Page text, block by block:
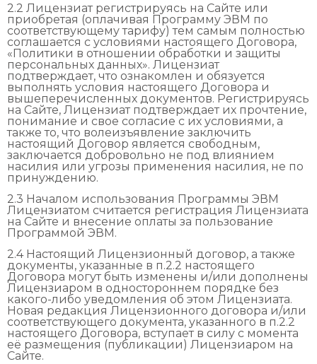
2.2 Лицензиат регистрируясь на Сайте или
приобретая (оплачивая Программу ЭВМ по
соответствующему тарифу) тем самым полностью
соглашается с условиями настоящего Договора,
«Политики в отношении обработки и защиты
персональных данных». Лицензиат
подтверждает, что ознакомлен и обязуется
выполнять условия настоящего Договора и
вышеперечисленных документов. Регистрируясь
на Сайте, Лицензиат подтверждает их прочтение,
понимание и свое согласие с их условиями, а
также то, что волеизъявление заключить
настоящий Договор является свободным,
заключается добровольно не под влиянием
насилия или угрозы применения насилия, не по
принуждению.
2.3 Началом использования Программы ЭВМ
Лицензиатом считается регистрация Лицензиата
на Сайте и внесение оплаты за пользование
Программой ЭВМ.
2.4 Настоящий Лицензионный договор, а также
документы, указанные в п.2.2 настоящего
Договора могут быть изменены и/или дополнены
Лицензиаром в одностороннем порядке без
какого-либо уведомления об этом Лицензиата.
Новая редакция Лицензионного договора и/или
соответствующего документа, указанного в п.2.2
настоящего Договора, вступает в силу с момента
её размещения (публикации) Лицензиаром на
Сайте.